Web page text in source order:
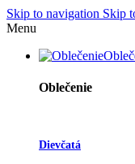
Skip to navigation Skip
Menu
Oblečenie
Dievčatá